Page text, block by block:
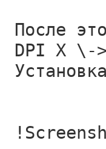
После
DPI X \->